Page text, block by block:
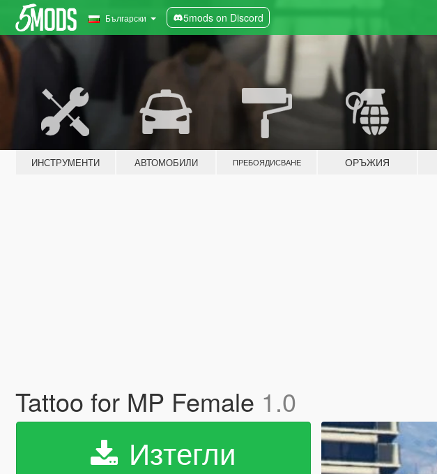
Български 5mods on Discord
ИНСТРУМЕНТИ АВТОМОБИЛИ ПРЕБОЯДИСВАНЕ ОРЪЖИЯ
Tattoo for MP Female 1.0
Изтегли